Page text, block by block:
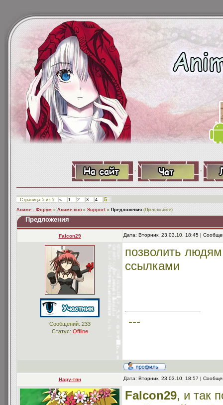
· ·
Страница 5 из 5 « 1 2 3 4 5
Аниме - Форум » Аниме-кон » Support » Предложения (Предлогайте)
Предложения
Falcon29 Дата: Вторник, 23.03.10, 18:45 |
Сообщений: 233
Статус: Offline
позволить
ссылками
---
Нару-тян Дата: Вторник, 23.03.10, 18:57 |
Falcon29, и так